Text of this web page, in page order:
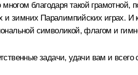
благодаря такой
зимних Паралимпийских играх.
символикой, флагом и
задачи, удачи вам и всего